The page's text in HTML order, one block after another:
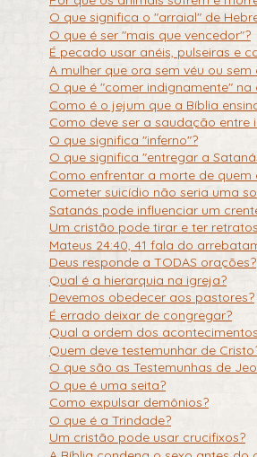
O que significa o "arraial" de
O que é ser "mais que vencedor"?
É pecado usar anéis, pulseiras e
A mulher que ora sem véu ou
O que é "comer indignamente" na
Como é o jejum que a Bíblia
Como deve ser a saudação entre
O que significa "inferno"?
O que significa "entregar a
Como enfrentar a morte de quem
Cometer suicídio não seria uma
Satanás pode influenciar um
Um cristão pode tirar e ter
Mateus 24:40, 41 fala do
Deus responde a TODAS orações?
Qual é a hierarquia na igreja?
Devemos obedecer aos pastores?
É errado deixar de congregar?
Qual a ordem dos
Quem deve testemunhar de
O que são as Testemunhas de
O que é uma seita?
Como expulsar demônios?
O que é a Trindade?
Um cristão pode usar crucifixos?